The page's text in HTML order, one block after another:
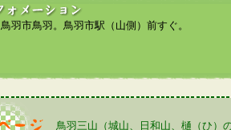
鳥羽市鳥羽。鳥羽市駅（山側）前すぐ。
鳥羽三山（城山、日和山、樋（ひ）